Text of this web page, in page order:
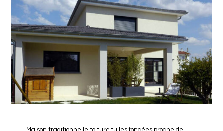
Maison traditionnelle toiture tuiles foncées proche de